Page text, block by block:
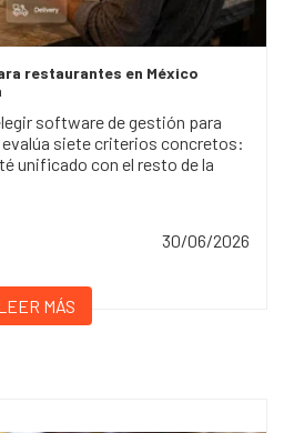
restaurantes en México
software de gestión para
siete criterios concretos:
unificado con el resto de la
30/06/2026
MÁS